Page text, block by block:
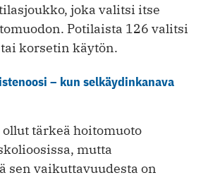
joka valitsi itse
Potilaista 126 valitsi
korsetin käytön.
– kun selkäydinkanava
tärkeä hoitomuoto
mutta
sen vaikuttavuudesta on